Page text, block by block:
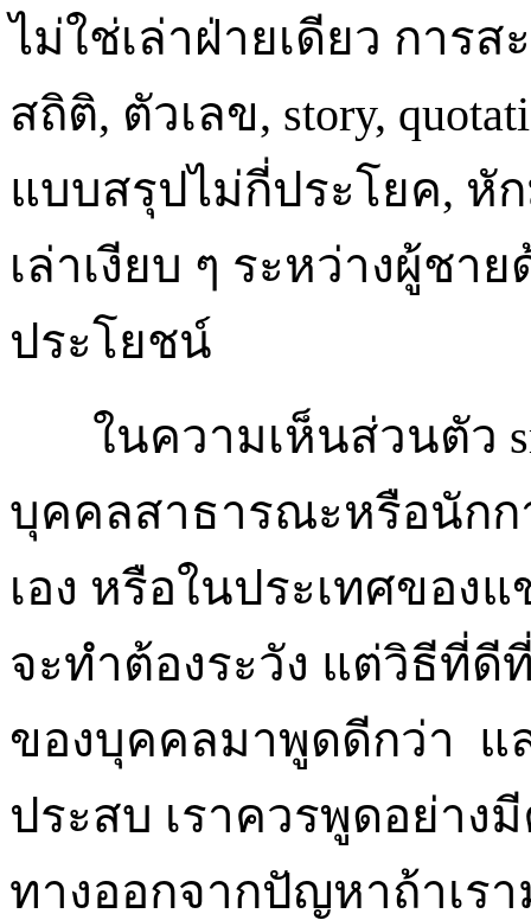
ไม่ใช่เล่าฝ่ายเดียว การ
สถิติ, ตัวเลข, story,
แบบสรุปไม่กี่ประโยค, หั
เล่าเงียบ ๆ ระหว่างผู้ชา
ประโยชน์
ในความเห็นส่วนตัว
บุคคลสาธารณะหรือนักก
เอง หรือในประเทศของ
จะทำต้องระวัง แต่วิธีที่ดี
ของบุคคลมาพูดดีกว่า แ
ประสบ เราควรพูดอย่าง
ทางออกจากปัญหาถ้าเร